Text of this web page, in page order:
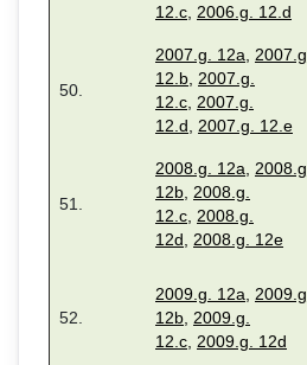
12.c 2006.g. 12.d
50.
2007.g. 12a
2007.g.
12.b 2007.g.
12.c 2007.g.
12.d
2007.g. 12.e
51.
2008.g. 12a
2008.g.
12b 2008.g.
12.c 2008.g.
12d
2008.g. 12e
52.
2009.g. 12a
2009.g.
12b 2009.g.
12.c 2009.g. 12d